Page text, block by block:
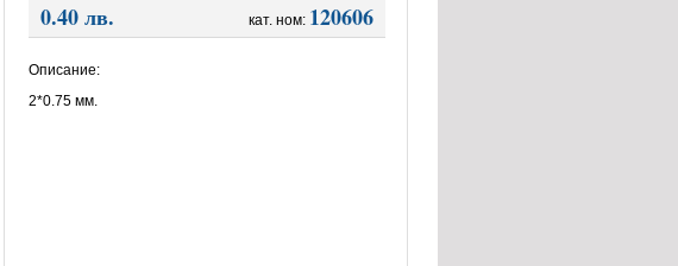
0.40 лв. кат. ном: 120606
Описание:
2*0.75 мм.